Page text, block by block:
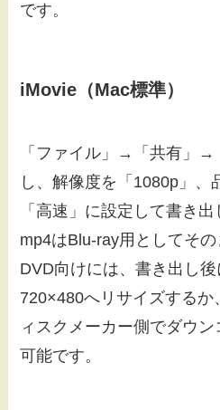
です。
iMovie（Mac標準）
「ファイル」→「共有」→
し、解像度を「1080p」、
「高速」に設定して書き
mp4はBlu-ray用としてその
DVD向けには、書き出し
720×480へリサイズする
ィスクメーカー側でダウ
可能です。